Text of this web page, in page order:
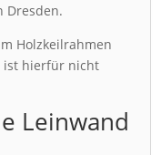
Dresden.
Holzkeilrahmen
ist hierfür nicht
Leinwand